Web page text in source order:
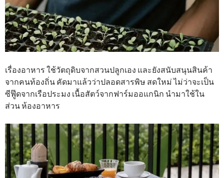
เรื่องอาหาร ใช้วัตถุดิบจากสวนปลูกเอง และยังสนับสนุนสินค้า
จากคนท้องถิ่น คัดมาแล้วว่าปลอดสารพิษ สดใหม่ ไม่ว่าจะเป็น
ซีฟู๊ดจากเรือประมง เนื้อสัตว์จากฟาร์มออแกนิก นำมาใช้ใน
ส่วน ห้องอาหาร